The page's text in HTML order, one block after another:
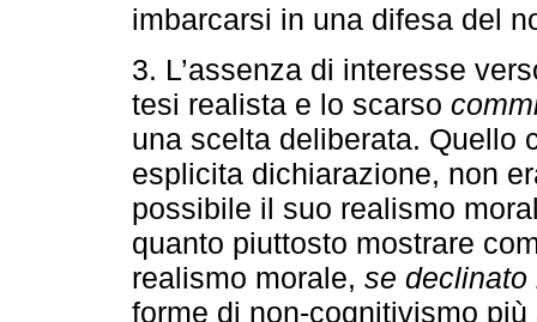
imbarcarsi in una difesa del
3. L’assenza di interesse
tesi realista e lo scarso
una scelta deliberata. Quello
esplicita dichiarazione, non
possibile il suo realismo
quanto piuttosto mostrare
realismo morale, se
forme di non-cognitivismo